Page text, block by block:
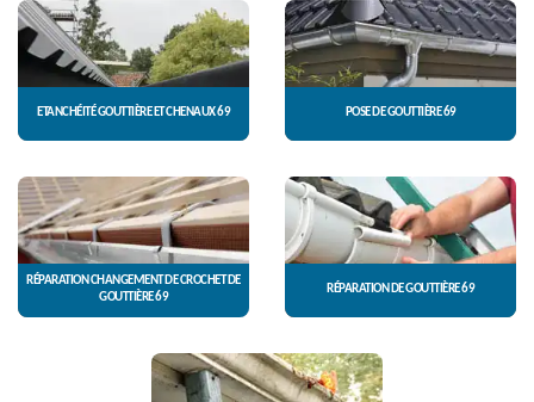
ETANCHÉITÉ GOUTTIÈRE ET CHENAUX 69 POSE DE GOUTTIÈRE 69
RÉPARATION CHANGEMENT DE CROCHET DE
GOUTTIÈRE 69
RÉPARATION DE GOUTTIÈRE 69